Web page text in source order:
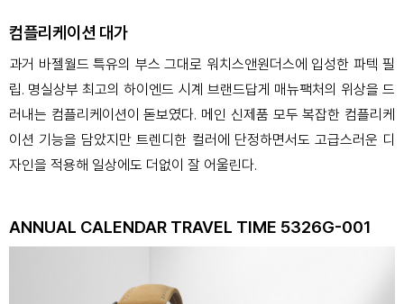
컴플리케이션 대가
과거 바젤월드 특유의 부스 그대로 워치스앤원더스에 입성한 파텍 필
립. 명실상부 최고의 하이엔드 시계 브랜드답게 매뉴팩처의 위상을 드
러내는 컴플리케이션이 돋보였다. 메인 신제품 모두 복잡한 컴플리케
이션 기능을 담았지만 트렌디한 컬러에 단정하면서도 고급스러운 디
자인을 적용해 일상에도 더없이 잘 어울린다.
ANNUAL CALENDAR TRAVEL TIME 5326G-001